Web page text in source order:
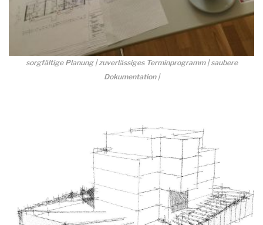
sorgfältige Planung | zuverlässiges Terminprogramm | saubere
Dokumentation |